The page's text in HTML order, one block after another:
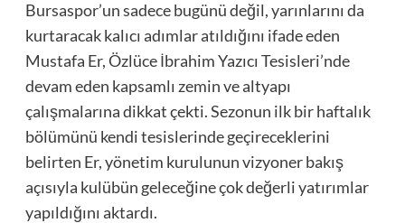
Bursaspor’un sadece bugünü değil, yarınlarını da
kurtaracak kalıcı adımlar atıldığını ifade eden
Mustafa Er, Özlüce İbrahim Yazıcı Tesisleri’nde
devam eden kapsamlı zemin ve altyapı
çalışmalarına dikkat çekti. Sezonun ilk bir haftalık
bölümünü kendi tesislerinde geçireceklerini
belirten Er, yönetim kurulunun vizyoner bakış
açısıyla kulübün geleceğine çok değerli yatırımlar
yapıldığını aktardı.